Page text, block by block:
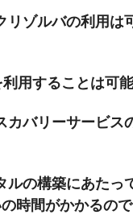
リゾルバの利用は
用することは可
カバリーサービス
ルの構築にあたっ
時間がかかるの